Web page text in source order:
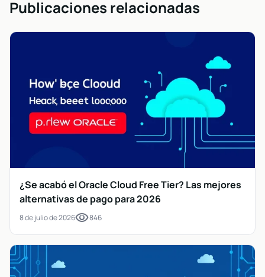
Publicaciones relacionadas
¿Se acabó el Oracle Cloud Free Tier? Las mejores
alternativas de pago para 2026
8 de julio de 2026visibility846